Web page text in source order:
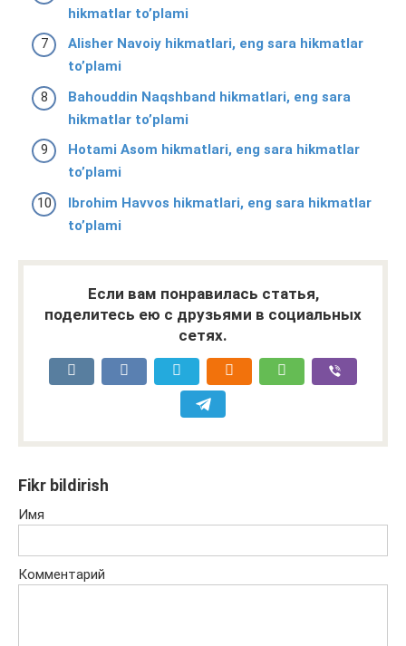
hikmatlar to’plami
Alisher Navoiy hikmatlari, eng sara hikmatlar
to’plami
Bahouddin Naqshband hikmatlari, eng sara
hikmatlar to’plami
Hotami Asom hikmatlari, eng sara hikmatlar
to’plami
Ibrohim Havvos hikmatlari, eng sara hikmatlar
to’plami
Если вам понравилась статья,
поделитесь ею с друзьями в социальных
сетях.
Fikr bildirish
Имя
Комментарий